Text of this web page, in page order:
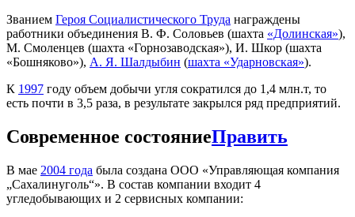
Званием Героя Социалистического Труда награждены
работники объединения В. Ф. Соловьев (шахта «Долинская»),
М. Смоленцев (шахта «Горнозаводская»), И. Шкор (шахта
«Бошняково»), А. Я. Шалдыбин (шахта «Ударновская»).
К 1997 году объем добычи угля сократился до 1,4 млн.т, то
есть почти в 3,5 раза, в результате закрылся ряд предприятий.
Современное состояниеПравить
В мае 2004 года была создана ООО «Управляющая компания
„Сахалинуголь“». В состав компании входит 4
угледобывающих и 2 сервисных компании: